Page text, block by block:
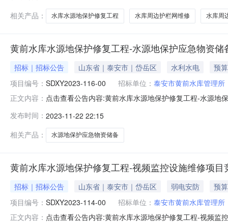
相关产品：
水库水源地保护修复工程 水库周边护栏网维修 水库周
黄前水库水源地保护修复工程-水源地保护应急物资
招标｜招标公告 山东省｜泰安市｜岱岳区 水利水电
预
项目编号： SDXY2023-116-00 招标单位： 泰安市黄前水库管理所
正文内容： 点击查看公告内容:黄前水库水源地保护修复工程-水源地
准，项目资金来源为其他资金7.6万元，招标人为泰安市
116-00；
发布时间： 2023-11-22 22:15
相关产品：
水源地保护应急物资储备
黄前水库水源地保护修复工程-视频监控设施维修项目
招标｜招标公告 山东省｜泰安市｜岱岳区 弱电安防
预
项目编号： SDXY2023-114-00 招标单位： 泰安市黄前水库管理所
正文内容： 点击查看公告内容:黄前水库水源地保护修复工程-视频监